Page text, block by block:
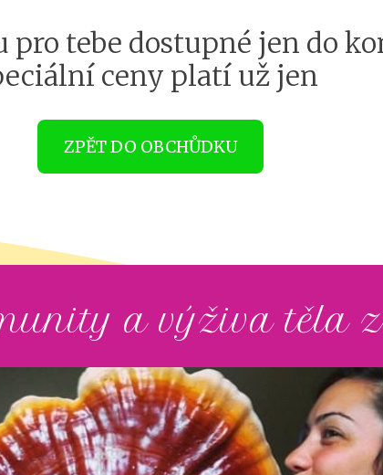
tebe dostupné jen do
ceny platí už jen
ZPĚT DO OBCHŮDKU
a výživa těla